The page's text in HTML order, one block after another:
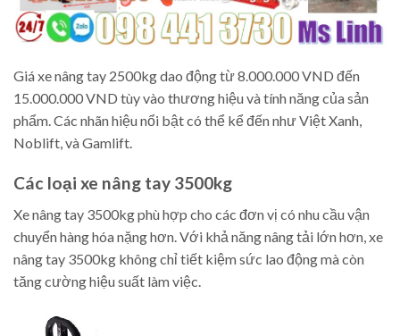
Giá xe nâng tay 2500kg dao động từ 8.000.000 VND đến
15.000.000 VND tùy vào thương hiệu và tính năng của sản
phẩm. Các nhãn hiệu nổi bật có thể kể đến như Việt Xanh,
Noblift, và Gamlift.
Các loại xe nâng tay 3500kg
Xe nâng tay 3500kg phù hợp cho các đơn vị có nhu cầu vận
chuyển hàng hóa nặng hơn. Với khả năng nâng tải lớn hơn, xe
nâng tay 3500kg không chỉ tiết kiệm sức lao động mà còn
tăng cường hiệu suất làm việc.